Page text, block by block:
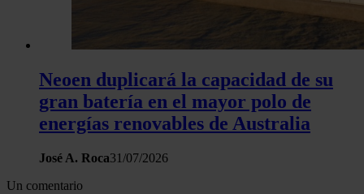
Neoen duplicará la capacidad de su
gran batería en el mayor polo de
energías renovables de Australia
José A. Roca31/07/2026
Un comentario